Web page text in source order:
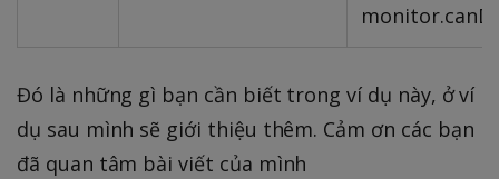
Đó là những gì bạn cần biết trong ví dụ này, ở ví
dụ sau mình sẽ giới thiệu thêm. Cảm ơn các bạn
đã quan tâm bài viết của mình